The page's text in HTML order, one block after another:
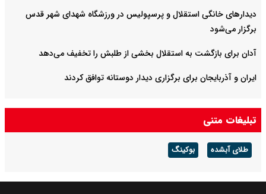
دیدارهای خانگی استقلال و پرسپولیس در ورزشگاه شهدای شهر قدس
برگزار می‌شود
آدان برای بازگشت به استقلال بخشی از طلبش را تخفیف می‌دهد
ایران و آذربایجان برای برگزاری دیدار دوستانه توافق کردند
تبلیغات متنی
طلای آبشده بوکینگ